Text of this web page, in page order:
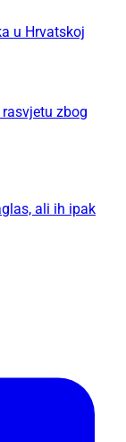
u Hrvatskoj
zbog
ali ih ipak